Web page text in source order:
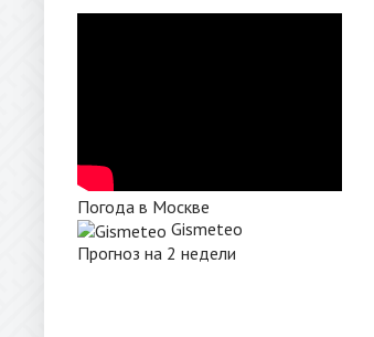
Погода в Москве
Gismeteo
Прогноз на 2 недели